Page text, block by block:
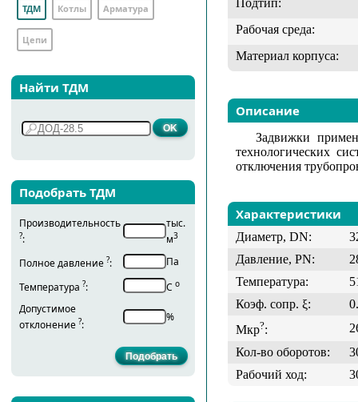
ТДМ Котлы Арматура
Цепи
Найти ТДМ
Подобрать ТДМ
Производительность
?:
тыс.
м3
Полное давление ?:
Па
Температура ?: С о
Допустимое
отклонение ?:
%
Подтип:
Рабочая среда:
Материал корпуса:
Описание
Задвижки
технологических
отключения
Характеристики
Диаметр, DN:
Давление, PN:
Температура:
Коэф. сопр. ξ:
Мкр?:
Кол-во оборотов:
Рабочий ход: